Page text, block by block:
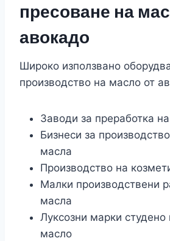
пресоване на
авокадо
Широко използвано
производство на масло от
Заводи за преработка
Бизнеси за
масла
Производство на
Малки производствени
масла
Луксозни марки студено
масло